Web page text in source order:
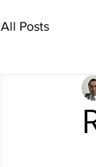
All Posts